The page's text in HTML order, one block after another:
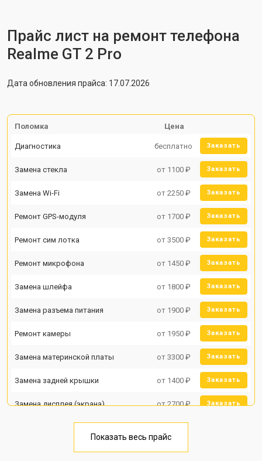
Прайс лист на ремонт телефона
Realme GT 2 Pro
Дата обновления прайса: 17.07.2026
Поломка Цена
Диагностика бесплатно Заказать
Замена стекла от 1100 ₽ Заказать
Замена Wi-Fi от 2250 ₽ Заказать
Ремонт GPS-модуля от 1700 ₽ Заказать
Ремонт сим лотка от 3500 ₽ Заказать
Ремонт микрофона от 1450 ₽ Заказать
Замена шлейфа от 1800 ₽ Заказать
Замена разъема питания от 1900 ₽ Заказать
Ремонт камеры от 1950 ₽ Заказать
Замена материнской платы от 3300 ₽ Заказать
Замена задней крышки от 1400 ₽ Заказать
Замена дисплея (экрана) от 2700 ₽ Заказать
Замена кнопки включения от 1750 ₽
Показать весь прайс